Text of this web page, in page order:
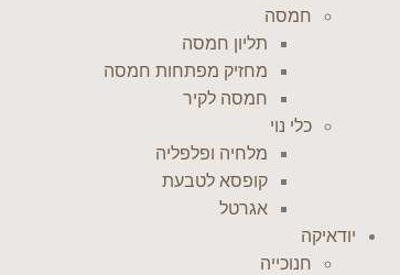
חמסה
תליון חמסה
מחזיק מפתחות חמסה
חמסה לקיר
כלי נוי
מלחיה ופלפליה
קופסא לטבעת
אגרטל
יודאיקה
חנוכייה